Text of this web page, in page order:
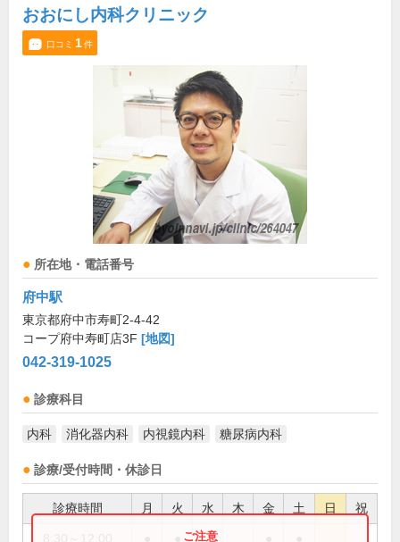
おおにし内科クリニック
口コミ 1件
所在地・電話番号
府中駅
東京都府中市寿町2-4-42
コープ府中寿町店3F [地図]
042-319-1025
診療科目
内科 消化器内科 内視鏡内科 糖尿病内科
診療/受付時間・休診日
診療時間 月 火 水 木 金 土 日 祝